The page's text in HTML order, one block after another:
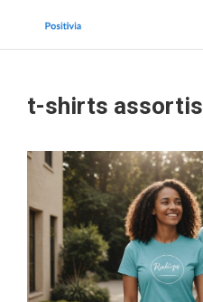
t-shirts assortis